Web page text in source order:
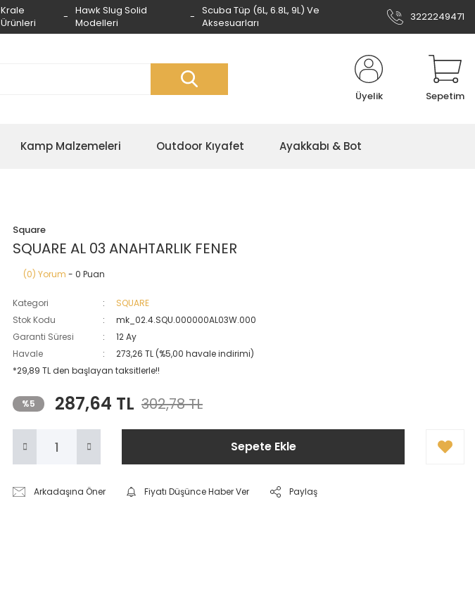
Krale
Ürünleri
Hawk Slug Solid
Modelleri
Scuba Tüp (6L, 6.8L, 9L) Ve
Aksesuarları
3222249471
Üyelik Sepetim
Kamp Malzemeleri Outdoor Kıyafet Ayakkabı & Bot
Square
SQUARE AL 03 ANAHTARLIK FENER
(0) Yorum - 0 Puan
Kategori
SQUARE
Stok Kodu
mk_02.4.SQU.000000AL03W.000
Garanti Süresi
12 Ay
Havale
273,26 TL (%5,00 havale indirimi)
*29,89 TL den başlayan taksitlerle!!
%5 287,64 TL 302,78 TL
Sepete Ekle
Arkadaşına Öner Fiyatı Düşünce Haber Ver Paylaş